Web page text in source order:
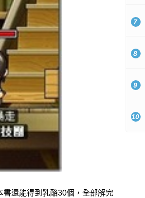
還能得到乳酪30個，全部解完
7
8
9
10